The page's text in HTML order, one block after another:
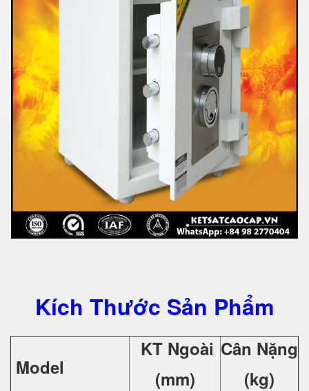
Kích Thước Sản Phẩm
Model
KT Ngoài
(mm)
Cân Nặng
(kg)